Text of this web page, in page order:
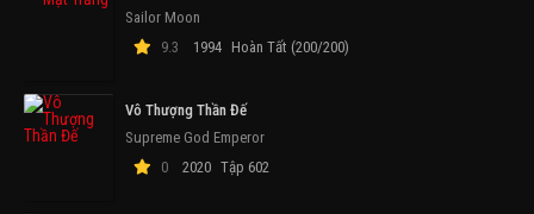
Sailor Moon
9.3
1994 Hoàn Tất (200/200)
Vô Thượng Thần Đế
Supreme God Emperor
0
2020 Tập 602